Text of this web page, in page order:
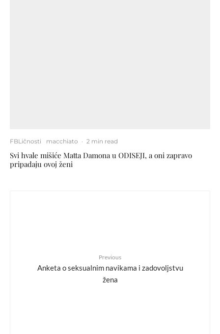
FBLičnosti macchiato · 2 min read
Svi hvale mišiće Matta Damona u ODISEJI, a oni zapravo
pripadaju ovoj ženi
Previous
Anketa o seksualnim navikama i zadovoljstvu
žena